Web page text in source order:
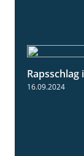
16.09.2024